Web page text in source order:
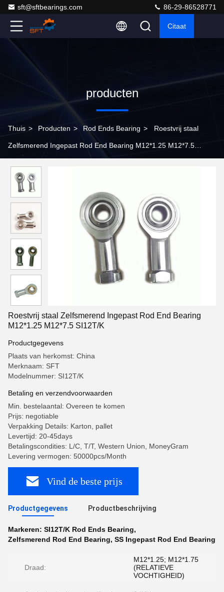
sft@sftbearings.com 86-29-86528771
Citaat
producten
Thuis > Producten > Rod Ends Bearing > Roestvrij staal
Zelfsmerend Ingepast Rod End Bearing M12*1.25 M12*7.5
Roestvrij staal Zelfsmerend Ingepast Rod End Bearing
M12*1.25 M12*7.5 SI12T/K
Productgegevens
Plaats van herkomst: China
Merknaam: SFT
Modelnummer: SI12T/K
Betaling en verzendvoorwaarden
Min. bestelaantal: Overeen te komen
Prijs: negotiable
Verpakking Details: Karton, pallet
Levertijd: 20-45days
Betalingscondities: L/C, T/T, Western Union, MoneyGram
Levering vermogen: 50000pcs/Month
Vind de beste prijs
Productgegevens Productbeschrijving
Markeren: SI12T/K Rod Ends Bearing,
Zelfsmerend Rod End Bearing, SS Ingepast Rod End Bearing
Draad:
M12*1.25; M12*1.75
(RELATIEVE
VOCHTIGHEID)